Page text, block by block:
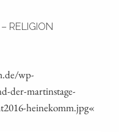
RELIGION
wp-
der-martinstage-
heinekomm.jpg«